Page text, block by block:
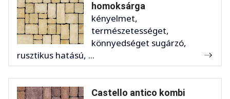
homoksárga
kényelmet,
természetességet,
könnyedséget sugárzó,
rusztikus hatású, ...
Castello antico kombi